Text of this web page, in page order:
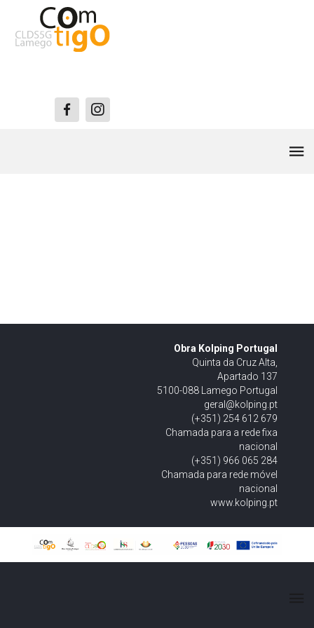
Lamego Qualifica
Obra Kolping Portugal
Quinta da Cruz Alta,
Apartado 137
5100-088 Lamego Portugal
geral@kolping.pt
(+351) 254 612 679
Chamada para a rede fixa
nacional
(+351) 966 065 284
Chamada para rede móvel
nacional
www.kolping.pt